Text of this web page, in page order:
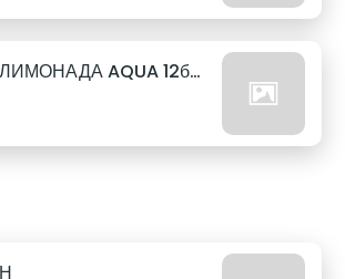
ЗАМЯНА НА ЛИМОНАДА AQUA 12бр. - 500мл